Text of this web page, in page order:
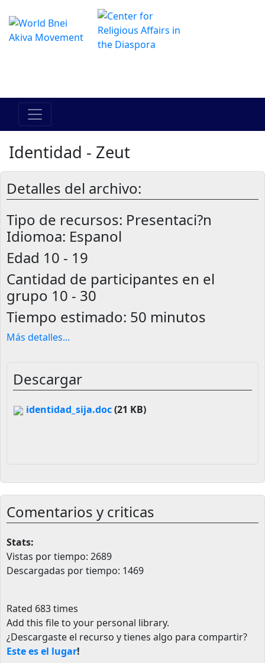
Identidad - Zeut
Detalles del archivo:
Tipo de recursos: Presentaci?n
Idiomoa: Espanol
Edad 10 - 19
Cantidad de participantes en el
grupo 10 - 30
Tiempo estimado: 50 minutos
Más detalles...
Descargar
identidad_sija.doc(21 KB)
Comentarios y criticas
Stats:
Vistas por tiempo: 2689
Descargadas por tiempo: 1469
Rated 683 times
Add this file to your personal library.
¿Descargaste el recurso y tienes algo para compartir?
Este es el lugar!